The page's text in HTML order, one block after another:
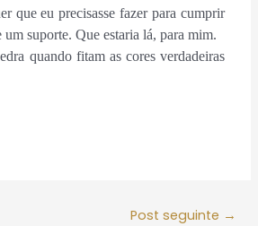
que eu precisasse fazer para cumprir
um suporte. Que estaria lá, para mim.
quando fitam as cores verdadeiras
Post seguinte →